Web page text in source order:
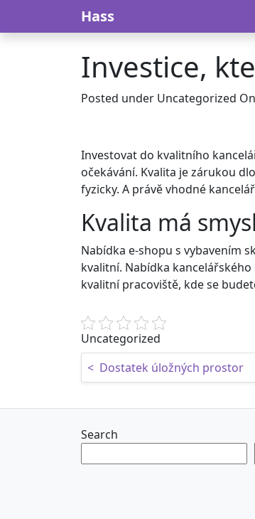
Hass
Investice,
Posted under Uncategorized On
Investovat do kvalitního
očekávání. Kvalita je zárukou
fyzicky. A právě vhodné
Kvalita má smysl
Nabídka e-shopu s vybavením
kvalitní. Nabídka
kvalitní pracoviště, kde se
Uncategorized
Post navigation
< Dostatek úložných prostor
Search